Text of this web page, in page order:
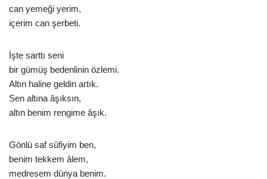
can yemeği yerim,
içerim can şerbeti.
İşte sarttı seni
bir gümüş bedenlinin özlemi.
Altın haline geldin artık.
Sen altına âşıksın,
altın benim rengime âşık.
Gönlü saf sûfiyim ben,
benim tekkem âlem,
medresem dünya benim.